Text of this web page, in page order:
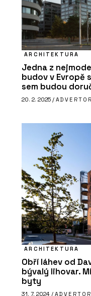
ARCHITEKTURA
Jedna z
budov v Evropě
sem budou
20. 2. 2025 /
ARCHITEKTURA
Obří láhev od
bývalý lihovar.
byty
31. 7. 2024 /